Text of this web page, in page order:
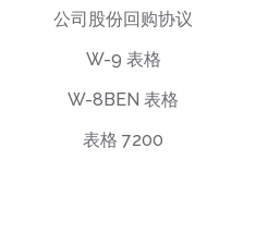
公司股份回购协议
W-9 表格
W-8BEN 表格
表格 7200